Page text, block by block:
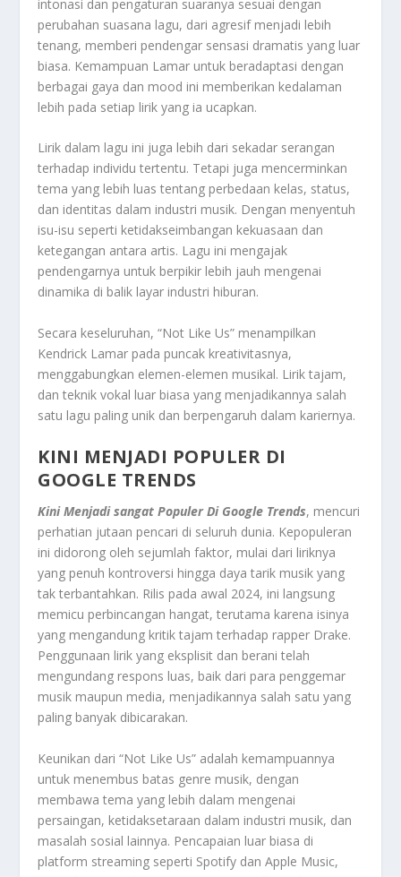
intonasi dan pengaturan suaranya sesuai dengan
perubahan suasana lagu, dari agresif menjadi lebih
tenang, memberi pendengar sensasi dramatis yang luar
biasa. Kemampuan Lamar untuk beradaptasi dengan
berbagai gaya dan mood ini memberikan kedalaman
lebih pada setiap lirik yang ia ucapkan.
Lirik dalam lagu ini juga lebih dari sekadar serangan
terhadap individu tertentu. Tetapi juga mencerminkan
tema yang lebih luas tentang perbedaan kelas, status,
dan identitas dalam industri musik. Dengan menyentuh
isu-isu seperti ketidakseimbangan kekuasaan dan
ketegangan antara artis. Lagu ini mengajak
pendengarnya untuk berpikir lebih jauh mengenai
dinamika di balik layar industri hiburan.
Secara keseluruhan, “Not Like Us” menampilkan
Kendrick Lamar pada puncak kreativitasnya,
menggabungkan elemen-elemen musikal. Lirik tajam,
dan teknik vokal luar biasa yang menjadikannya salah
satu lagu paling unik dan berpengaruh dalam kariernya.
KINI MENJADI POPULER DI
GOOGLE TRENDS
Kini Menjadi sangat Populer Di Google Trends, mencuri
perhatian jutaan pencari di seluruh dunia. Kepopuleran
ini didorong oleh sejumlah faktor, mulai dari liriknya
yang penuh kontroversi hingga daya tarik musik yang
tak terbantahkan. Rilis pada awal 2024, ini langsung
memicu perbincangan hangat, terutama karena isinya
yang mengandung kritik tajam terhadap rapper Drake.
Penggunaan lirik yang eksplisit dan berani telah
mengundang respons luas, baik dari para penggemar
musik maupun media, menjadikannya salah satu yang
paling banyak dibicarakan.
Keunikan dari “Not Like Us” adalah kemampuannya
untuk menembus batas genre musik, dengan
membawa tema yang lebih dalam mengenai
persaingan, ketidaksetaraan dalam industri musik, dan
masalah sosial lainnya. Pencapaian luar biasa di
platform streaming seperti Spotify dan Apple Music,